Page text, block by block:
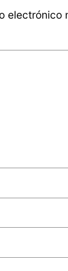
electrónico